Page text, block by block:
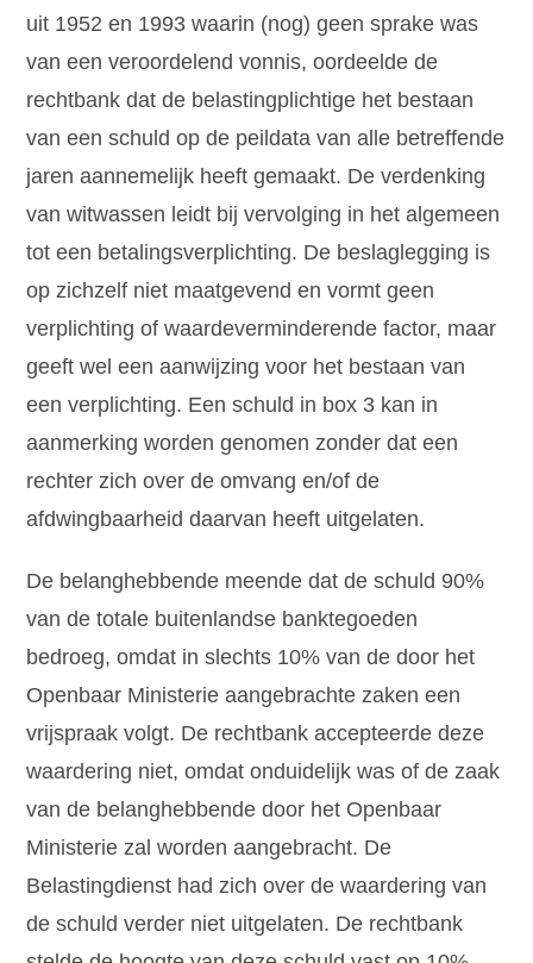
uit 1952 en 1993 waarin (nog) geen sprake was
van een veroordelend vonnis, oordeelde de
rechtbank dat de belastingplichtige het bestaan
van een schuld op de peildata van alle betreffende
jaren aannemelijk heeft gemaakt. De verdenking
van witwassen leidt bij vervolging in het algemeen
tot een betalingsverplichting. De beslaglegging is
op zichzelf niet maatgevend en vormt geen
verplichting of waardeverminderende factor, maar
geeft wel een aanwijzing voor het bestaan van
een verplichting. Een schuld in box 3 kan in
aanmerking worden genomen zonder dat een
rechter zich over de omvang en/of de
afdwingbaarheid daarvan heeft uitgelaten.
De belanghebbende meende dat de schuld 90%
van de totale buitenlandse banktegoeden
bedroeg, omdat in slechts 10% van de door het
Openbaar Ministerie aangebrachte zaken een
vrijspraak volgt. De rechtbank accepteerde deze
waardering niet, omdat onduidelijk was of de zaak
van de belanghebbende door het Openbaar
Ministerie zal worden aangebracht. De
Belastingdienst had zich over de waardering van
de schuld verder niet uitgelaten. De rechtbank